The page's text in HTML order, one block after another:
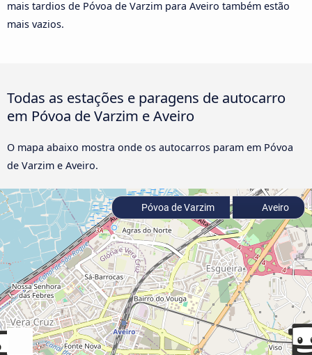
mais tardios de Póvoa de Varzim para Aveiro também estão
mais vazios.
Todas as estações e paragens de autocarro
em Póvoa de Varzim e Aveiro
O mapa abaixo mostra onde os autocarros param em Póvoa
de Varzim e Aveiro.
Póvoa de Varzim Aveiro